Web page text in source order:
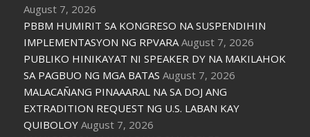
August 7, 2026
PBBM HUMIRIT SA KONGRESO NA SUSPENDIHIN
IMPLEMENTASYON NG RPVARA August 7, 2026
PUBLIKO HINIKAYAT NI SPEAKER DY NA MAKILAHOK
SA PAGBUO NG MGA BATAS August 7, 2026
MALACAÑANG PINAAARAL NA SA DOJ ANG
EXTRADITION REQUEST NG U.S. LABAN KAY
QUIBOLOY August 7, 2026